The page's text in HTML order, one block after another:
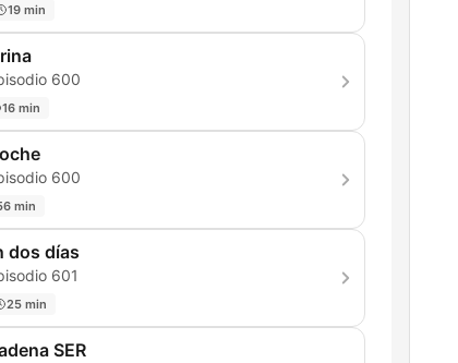
19 min
600
16 min
600
min
dos días
601
25 min
SER